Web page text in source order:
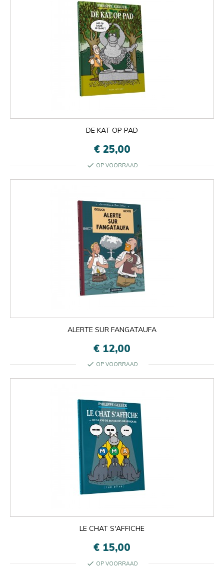
DE KAT OP PAD
€ 25,00
check OP VOORRAAD
ALERTE SUR FANGATAUFA
€ 12,00
check OP VOORRAAD
LE CHAT S'AFFICHE
€ 15,00
check OP VOORRAAD